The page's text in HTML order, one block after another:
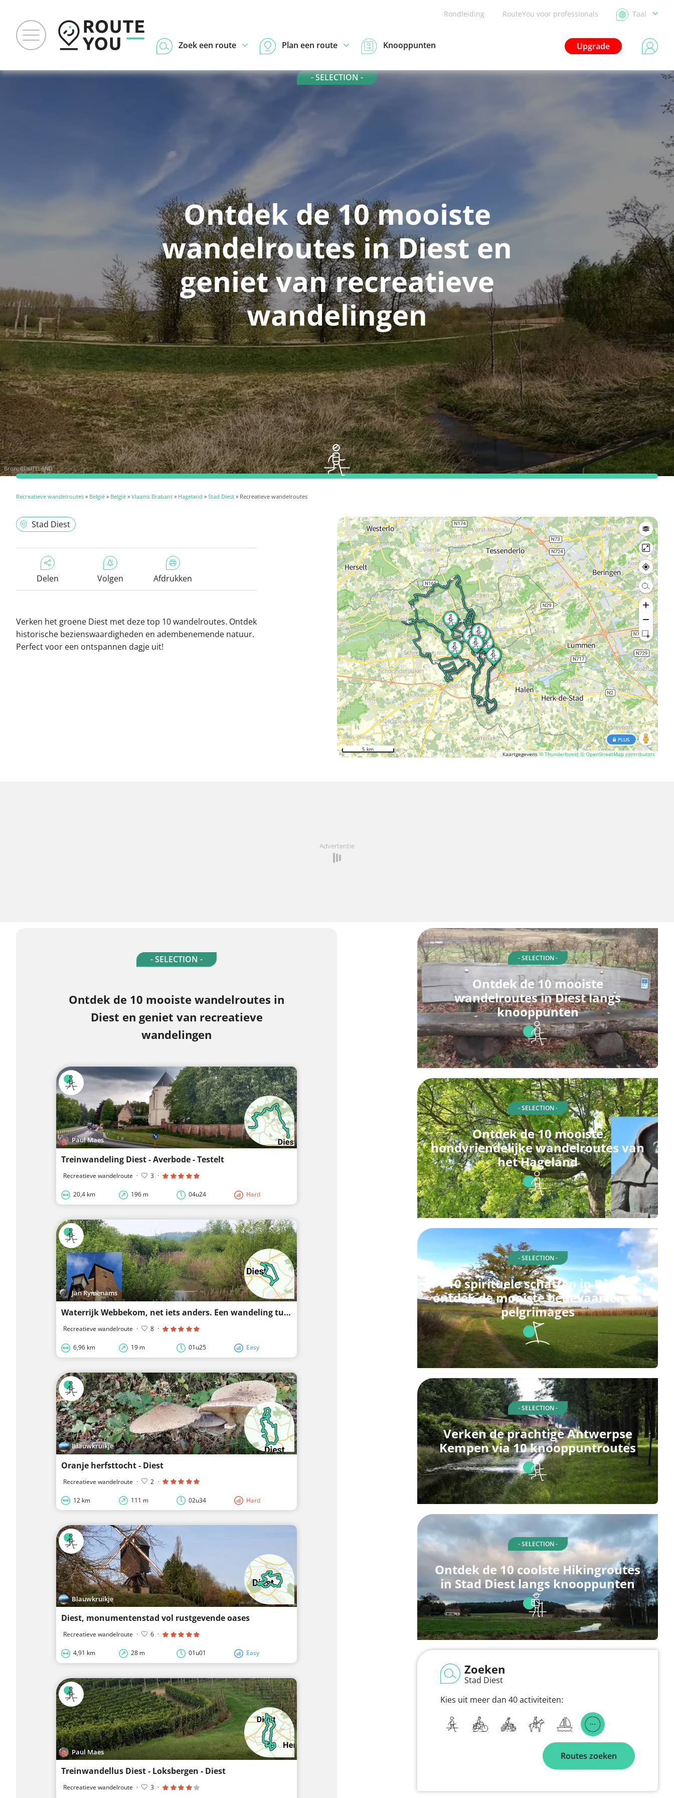
Rondleiding RouteYou voor professionals Taal
Upgrade
Zoek een route Plan een route Knooppunten
- SELECTION -
Ontdek de 10 mooiste
wandelroutes in Diest en
geniet van recreatieve
wandelingen
Bron:ROUTELAND
Recreatieve wandelroutes » België » België » Vlaams Brabant » Hageland » Stad Diest » Recreatieve wandelroutes
Stad Diest
Delen Volgen Afdrukken
Verken het groene Diest met deze top 10 wandelroutes. Ontdek
historische bezienswaardigheden en adembenemende natuur.
Perfect voor een ontspannen dagje uit!
Kaartgegevens© Thunderforest © OpenStreetMap contributors
PLUS
5 km
Advertentie
- SELECTION -
Ontdek de 10 mooiste wandelroutes in
Diest en geniet van recreatieve
wandelingen
Paul Maes
Treinwandeling Diest - Averbode - Testelt
Recreatieve wandelroute · 3 ·
20,4 km 196 m 04u24 Hard
Jan Rymenams
Waterrijk Webbekom, net iets anders. Een wandeling tussen kerk en vesting
Recreatieve wandelroute · 8 ·
6,96 km 19 m 01u25 Easy
Blauwkruikje
Oranje herfsttocht - Diest
Recreatieve wandelroute · 2 ·
12 km 111 m 02u34 Hard
Blauwkruikje
Diest, monumentenstad vol rustgevende oases
Recreatieve wandelroute · 6 ·
4,91 km 28 m 01u01 Easy
Paul Maes
Treinwandellus Diest - Loksbergen - Diest
Recreatieve wandelroute · 3 ·
- SELECTION -
Ontdek de 10 mooiste
wandelroutes in Diest langs
knooppunten
- SELECTION -
Ontdek de 10 mooiste
hondvriendelijke wandelroutes van
het Hageland
- SELECTION -
10 spirituele schatten in Diest:
ontdek de mooiste bedevaarten en
pelgrimages
- SELECTION -
Verken de prachtige Antwerpse
Kempen via 10 knooppuntroutes
- SELECTION -
Ontdek de 10 coolste Hikingroutes
in Stad Diest langs knooppunten
Zoeken
Stad Diest
Kies uit meer dan 40 activiteiten:
Routes zoeken